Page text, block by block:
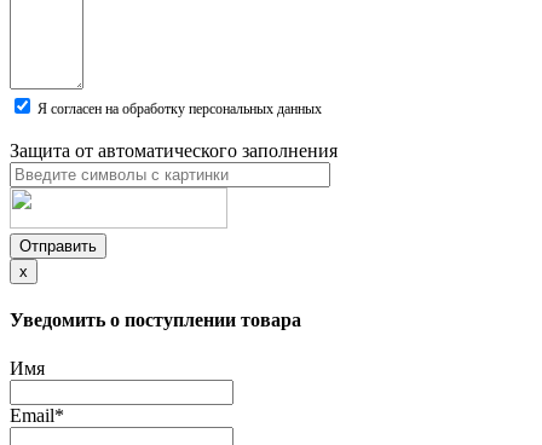
Я согласен на обработку персональных данных
Защита от автоматического заполнения
Отправить
x
Уведомить о поступлении товара
Имя
Email*